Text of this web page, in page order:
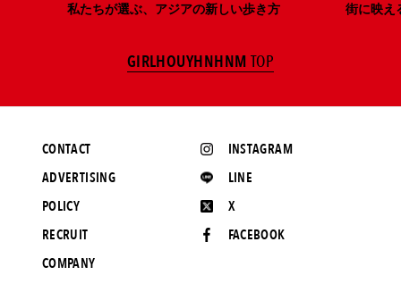
私たちが選ぶ、アジアの新しい歩き方 街に映え
GIRLHOUYHNHNM TOP
INSTAGRAM
LINE
X
FACEBOOK
CONTACT
ADVERTISING
POLICY
RECRUIT
COMPANY